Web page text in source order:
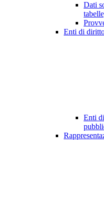
Dati
Enti di
Enti